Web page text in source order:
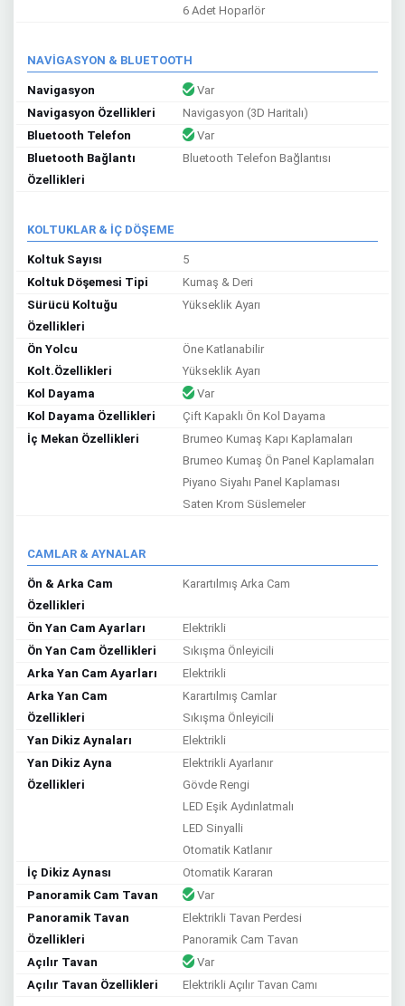
6 Adet Hoparlör
NAVİGASYON & BLUETOOTH
Navigasyon
Var
Navigasyon Özellikleri
Navigasyon (3D Haritalı)
Bluetooth Telefon
Var
Bluetooth Bağlantı
Özellikleri
Bluetooth Telefon Bağlantısı
KOLTUKLAR & İÇ DÖŞEME
Koltuk Sayısı
5
Koltuk Döşemesi Tipi
Kumaş & Deri
Sürücü Koltuğu
Özellikleri
Yükseklik Ayarı
Ön Yolcu
Kolt.Özellikleri
Öne Katlanabilir
Yükseklik Ayarı
Kol Dayama
Var
Kol Dayama Özellikleri
Çift Kapaklı Ön Kol Dayama
İç Mekan Özellikleri
Brumeo Kumaş Kapı Kaplamaları
Brumeo Kumaş Ön Panel Kaplamaları
Piyano Siyahı Panel Kaplaması
Saten Krom Süslemeler
CAMLAR & AYNALAR
Ön & Arka Cam
Özellikleri
Karartılmış Arka Cam
Ön Yan Cam Ayarları
Elektrikli
Ön Yan Cam Özellikleri
Sıkışma Önleyicili
Arka Yan Cam Ayarları
Elektrikli
Arka Yan Cam
Özellikleri
Karartılmış Camlar
Sıkışma Önleyicili
Yan Dikiz Aynaları
Elektrikli
Yan Dikiz Ayna
Özellikleri
Elektrikli Ayarlanır
Gövde Rengi
LED Eşik Aydınlatmalı
LED Sinyalli
Otomatik Katlanır
İç Dikiz Aynası
Otomatik Kararan
Panoramik Cam Tavan
Var
Panoramik Tavan
Özellikleri
Elektrikli Tavan Perdesi
Panoramik Cam Tavan
Açılır Tavan
Var
Açılır Tavan Özellikleri
Elektrikli Açılır Tavan Camı